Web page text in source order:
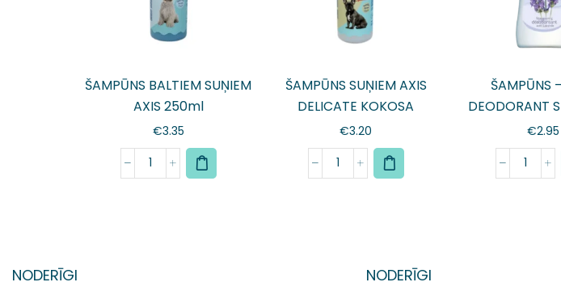
ŠAMPŪNS BALTIEM SUŅIEM
AXIS 250ml
€3.35
ŠAMPŪNS SUŅIEM AXIS
DELICATE KOKOSA
€3.20
ŠAMPŪNS
DEODORANT
250ml
€2.95
NODERĪGI NODERĪGI